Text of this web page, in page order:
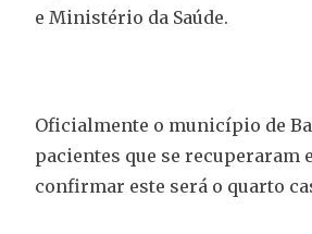
e Ministério da Saúde.
Oficialmente o município de
pacientes que se recuperaram
confirmar este será o quarto